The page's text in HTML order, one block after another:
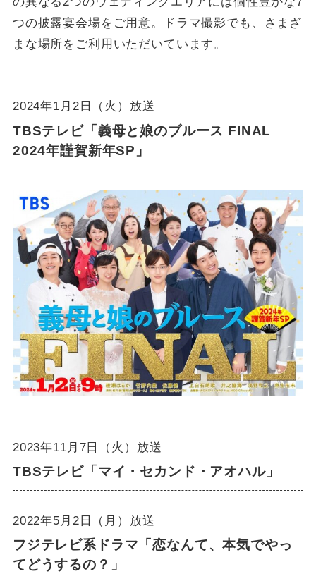
つの披露宴会場をご用意。ドラマ撮影でも、さまざ
まな場所をご利用いただいています。
2024年1月2日（火）放送
TBSテレビ「義母と娘のブルース FINAL
2024年謹賀新年SP」
2023年11月7日（火）放送
TBSテレビ「マイ・セカンド・アオハル」
2022年5月2日（月）放送
フジテレビ系ドラマ「恋なんて、本気でやっ
てどうするの？」